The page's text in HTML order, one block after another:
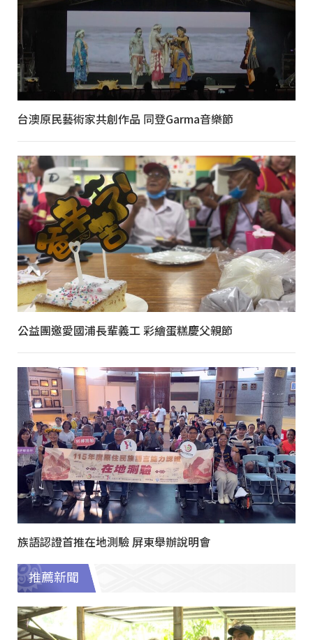
台澳原民藝術家共創作品 同登Garma音樂節
公益團邀愛國浦長輩義工 彩繪蛋糕慶父親節
族語認證首推在地測驗 屏東舉辦說明會
推薦新聞